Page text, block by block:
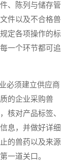
、陈列与储存管
件以及不合格兽
定各项操作的标
一个环节都可追
必须建立供应商
的企业采购兽
核对产品标签、
息，并做好详细
的兽药以及来源
一道关口。